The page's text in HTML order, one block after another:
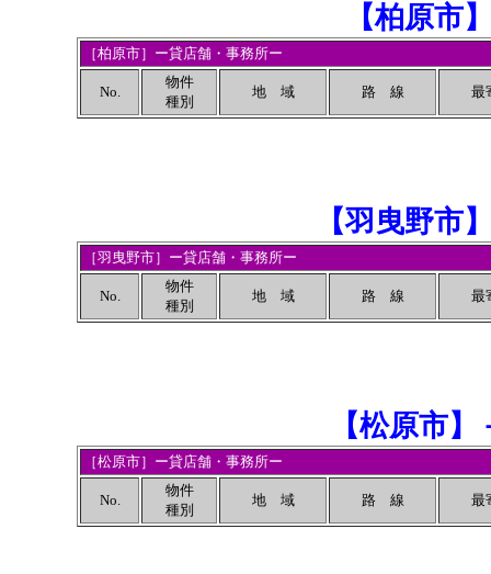
【柏原市
［柏原市］ー貸店舗・事務所ー
No.
物件
種別
地 域 路 線 最
【羽曳野市
［羽曳野市］ー貸店舗・事務所ー
No.
物件
種別
地 域 路 線 最
【松原市】
［松原市］ー貸店舗・事務所ー
No.
物件
種別
地 域 路 線 最